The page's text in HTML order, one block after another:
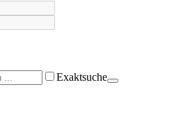
Exaktsuche